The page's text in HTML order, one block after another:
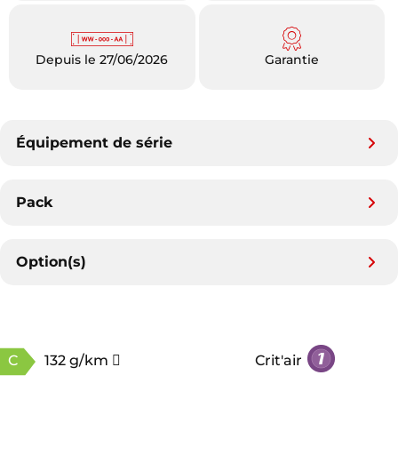
Depuis le 27/06/2026 Garantie
Équipement de série
Pack
Option(s)
C 132 g/km Crit'air